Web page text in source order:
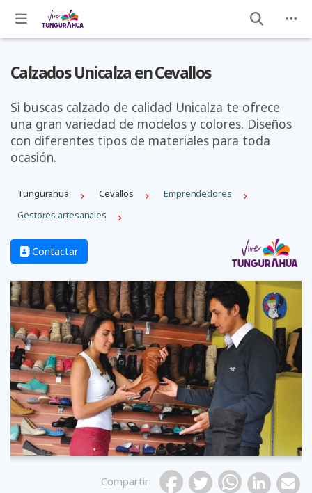
Calzados Unicalza en Cevallos
Si buscas calzado de calidad Unicalza te ofrece
una gran variedad de modelos y colores. Diseños
con diferentes tipos de materiales para toda
ocasión.
Tungurahua Cevallos
Emprendedores
Gestores artesanales
Contactar
Compartir: